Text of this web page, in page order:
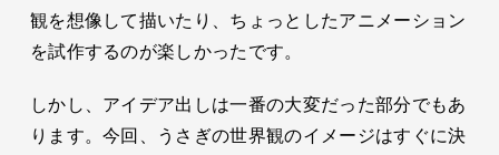
観を想像して描いたり、ちょっとしたアニメーション
を試作するのが楽しかったです。
しかし、アイデア出しは一番の大変だった部分でもあ
ります。今回、うさぎの世界観のイメージはすぐに決